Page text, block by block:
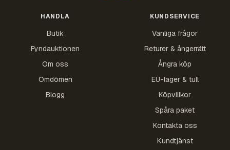
HANDLA
Butik
Fyndauktionen
Om oss
Omdömen
Blogg
KUNDSERVICE
Vanliga frågor
Returer & ångerrätt
Ångra köp
EU-lager & tull
Köpvillkor
Spåra paket
Kontakta oss
Kundtjänst